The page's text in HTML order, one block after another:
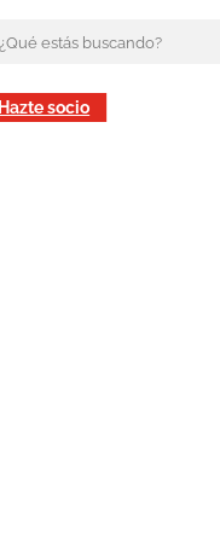
Hazte socio